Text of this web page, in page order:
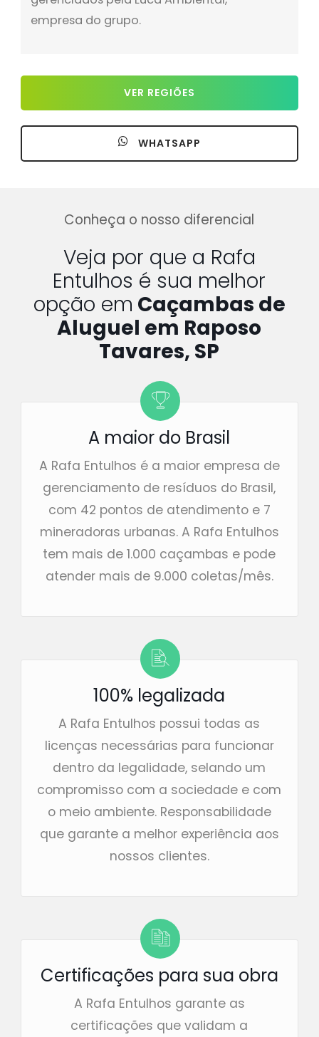
empresa do grupo.
VER REGIÕES
WHATSAPP
Conheça o nosso diferencial
Veja por que a Rafa
Entulhos é sua melhor
opção em Caçambas de
Aluguel em Raposo
Tavares, SP
A maior do Brasil
A Rafa Entulhos é a maior empresa de
gerenciamento de resíduos do Brasil,
com 42 pontos de atendimento e 7
mineradoras urbanas. A Rafa Entulhos
tem mais de 1.000 caçambas e pode
atender mais de 9.000 coletas/mês.
100% legalizada
A Rafa Entulhos possui todas as
licenças necessárias para funcionar
dentro da legalidade, selando um
compromisso com a sociedade e com
o meio ambiente. Responsabilidade
que garante a melhor experiência aos
nossos clientes.
Certificações para sua obra
A Rafa Entulhos garante as
certificações que validam a